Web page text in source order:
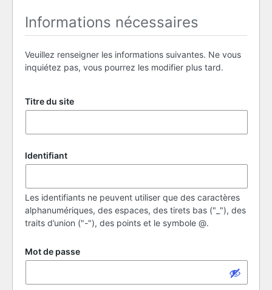
Informations nécessaires
Veuillez renseigner les informations suivantes. Ne vous
inquiétez pas, vous pourrez les modifier plus tard.
Titre du site
Identifiant
Les identifiants ne peuvent utiliser que des caractères
alphanumériques, des espaces, des tirets bas ("_"), des
traits d’union ("-"), des points et le symbole @.
Mot de passe